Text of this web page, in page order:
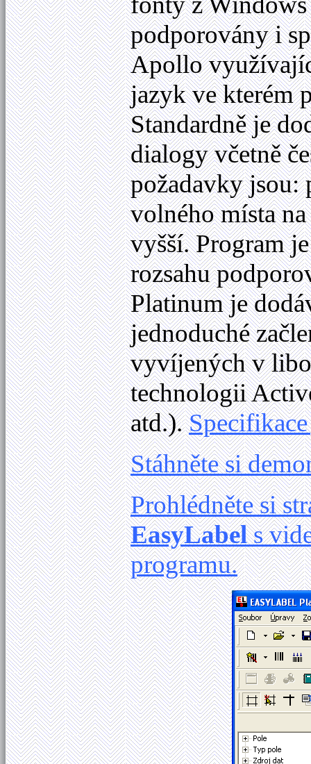
podporovány i
Apollo
jazyk ve kterém
Standardně je
dialogy včetně
požadavky
volného místa
vyšší. Program
rozsahu
Platinum je
jednoduché
vyvíjených v
technologii
atd.).
Stáhněte si
Prohlédněte si
EasyLabels
programu.